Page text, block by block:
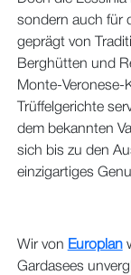
sondern auch für
geprägt von
Berghütten und
Monte-Veronese-
Trüffelgerichte
dem bekannten
sich bis zu den
einzigartiges
Wir von Europlan
Gardasees